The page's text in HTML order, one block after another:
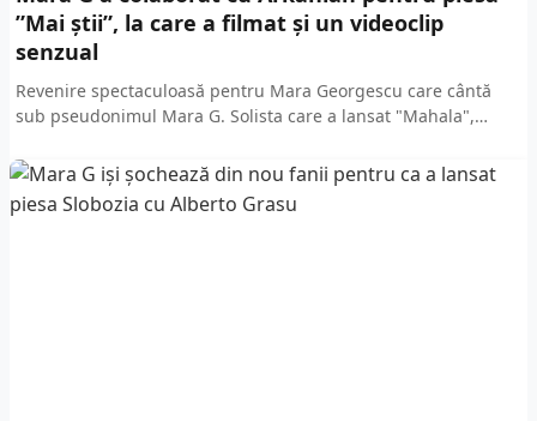
”Mai știi”, la care a filmat și un videoclip
senzual
Revenire spectaculoasă pentru Mara Georgescu care cântă
sub pseudonimul Mara G. Solista care a lansat "Mahala",